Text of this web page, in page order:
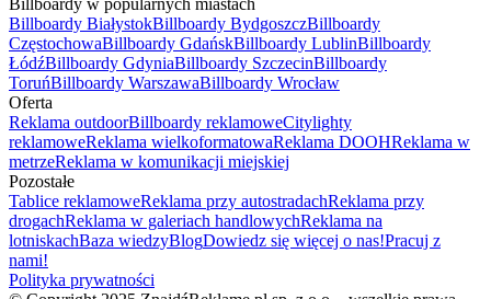
Billboardy w popularnych miastach
Billboardy BiałystokBillboardy BydgoszczBillboardy
CzęstochowaBillboardy GdańskBillboardy LublinBillboardy
ŁódźBillboardy GdyniaBillboardy SzczecinBillboardy
ToruńBillboardy WarszawaBillboardy Wrocław
Oferta
Reklama outdoorBillboardy reklamoweCitylighty
reklamoweReklama wielkoformatowaReklama DOOHReklama w
metrzeReklama w komunikacji miejskiej
Pozostałe
Tablice reklamoweReklama przy autostradachReklama przy
drogachReklama w galeriach handlowychReklama na
lotniskachBaza wiedzyBlogDowiedz się więcej o nas!Pracuj z
nami!
Polityka prywatności